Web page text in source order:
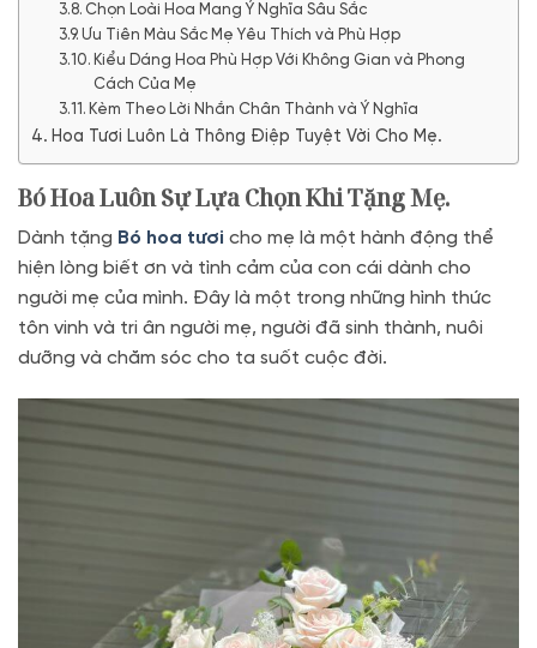
Chọn Loài Hoa Mang Ý Nghĩa Sâu Sắc
Ưu Tiên Màu Sắc Mẹ Yêu Thích và Phù Hợp
Kiểu Dáng Hoa Phù Hợp Với Không Gian và Phong
Cách Của Mẹ
Kèm Theo Lời Nhắn Chân Thành và Ý Nghĩa
Hoa Tươi Luôn Là Thông Điệp Tuyệt Vời Cho Mẹ.
Bó Hoa Luôn Sự Lựa Chọn Khi Tặng Mẹ.
Dành tặng Bó hoa tươi cho mẹ là một hành động thể
hiện lòng biết ơn và tình cảm của con cái dành cho
người mẹ của mình. Đây là một trong những hình thức
tôn vinh và tri ân người mẹ, người đã sinh thành, nuôi
dưỡng và chăm sóc cho ta suốt cuộc đời.